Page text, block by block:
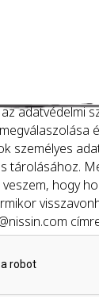
adatvédelmi
személyes
tárolásához.
hogy